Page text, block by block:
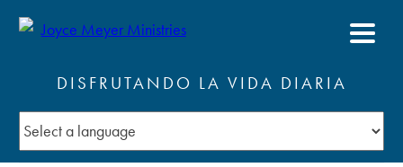
DISFRUTANDO LA VIDA DIARIA